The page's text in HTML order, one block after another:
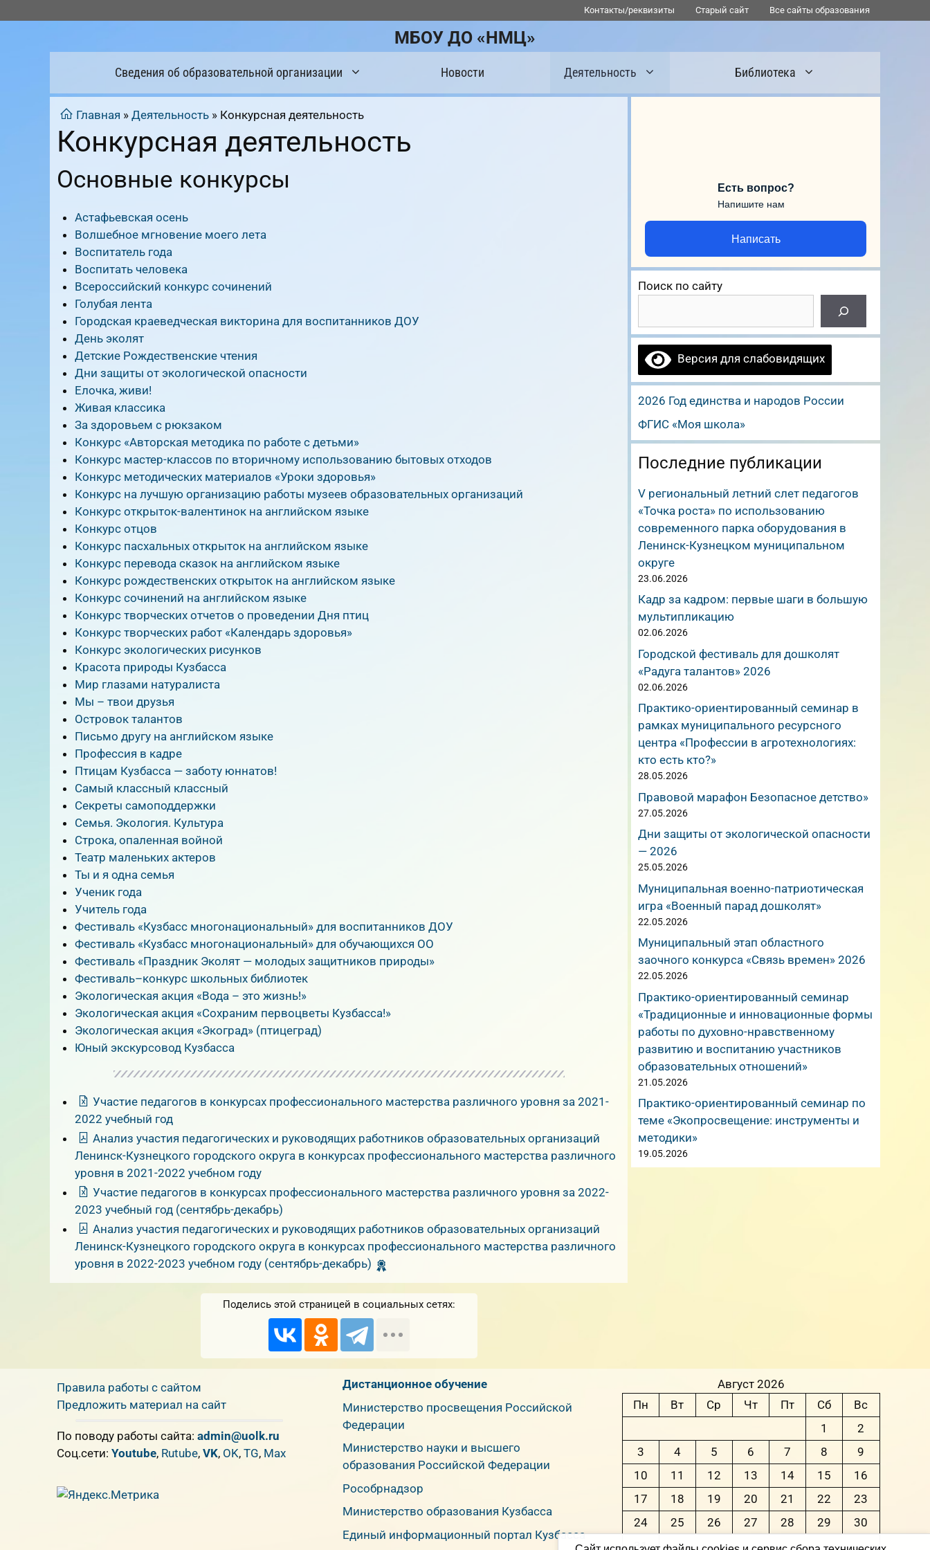
к
Контакты/реквизиты Старый сайт Все сайты образования
МБОУ ДО «НМЦ»
Сведения об образовательной организации Новости Деятельность Библиотека
Главная »Деятельность » Конкурсная деятельность
Конкурсная деятельность
Основные конкурсы
Астафьевская осень
Волшебное мгновение моего лета
Воспитатель года
Воспитать человека
Всероссийский конкурс сочинений
Голубая лента
Городская краеведческая викторина для воспитанников ДОУ
День эколят
Детские Рождественские чтения
Дни защиты от экологической опасности
Елочка, живи!
Живая классика
За здоровьем с рюкзаком
Конкурс «Авторская методика по работе с детьми»
Конкурс мастер-классов по вторичному использованию бытовых отходов
Конкурс методических материалов «Уроки здоровья»
Конкурс на лучшую организацию работы музеев образовательных организаций
Конкурс открыток-валентинок на английском языке
Конкурс отцов
Конкурс пасхальных открыток на английском языке
Конкурс перевода сказок на английском языке
Конкурс рождественских открыток на английском языке
Конкурс сочинений на английском языке
Конкурс творческих отчетов о проведении Дня птиц
Конкурс творческих работ «Календарь здоровья»
Конкурс экологических рисунков
Красота природы Кузбасса
Мир глазами натуралиста
Мы – твои друзья
Островок талантов
Письмо другу на английском языке
Профессия в кадре
Птицам Кузбасса — заботу юннатов!
Самый классный классный
Секреты самоподдержки
Семья. Экология. Культура
Строка, опаленная войной
Театр маленьких актеров
Ты и я одна семья
Ученик года
Учитель года
Фестиваль «Кузбасс многонациональный» для воспитанников ДОУ
Фестиваль «Кузбасс многонациональный» для обучающихся ОО
Фестиваль «Праздник Эколят — молодых защитников природы»
Фестиваль–конкурс школьных библиотек
Экологическая акция «Вода – это жизнь!»
Экологическая акция «Сохраним первоцветы Кузбасса!»
Экологическая акция «Экоград» (птицеград)
Юный экскурсовод Кузбасса
Участие педагогов в конкурсах профессионального мастерства различного уровня за 2021-
2022 учебный год
Анализ участия педагогических и руководящих работников образовательных организаций
Ленинск-Кузнецкого городского округа в конкурсах профессионального мастерства различного
уровня в 2021-2022 учебном году
Участие педагогов в конкурсах профессионального мастерства различного уровня за 2022-
2023 учебный год (сентябрь-декабрь)
Анализ участия педагогических и руководящих работников образовательных организаций
Ленинск-Кузнецкого городского округа в конкурсах профессионального мастерства различного
уровня в 2022-2023 учебном году (сентябрь-декабрь)
Поделись этой страницей в социальных сетях:
Есть вопрос?
Напишите нам
Написать
Поиск по сайту
Версия для слабовидящих
2026 Год единства и народов России
ФГИС «Моя школа»
Последние публикации
V региональный летний слет педагогов
«Точка роста» по использованию
современного парка оборудования в
Ленинск-Кузнецком муниципальном
округе
23.06.2026
Кадр за кадром: первые шаги в большую
мультипликацию
02.06.2026
Городской фестиваль для дошколят
«Радуга талантов» 2026
02.06.2026
Практико-ориентированный семинар в
рамках муниципального ресурсного
центра «Профессии в агротехнологиях:
кто есть кто?»
28.05.2026
Правовой марафон Безопасное детство»
27.05.2026
Дни защиты от экологической опасности
— 2026
25.05.2026
Муниципальная военно-патриотическая
игра «Военный парад дошколят»
22.05.2026
Муниципальный этап областного
заочного конкурса «Связь времен» 2026
22.05.2026
Практико-ориентированный семинар
«Традиционные и инновационные формы
работы по духовно-нравственному
развитию и воспитанию участников
образовательных отношений»
21.05.2026
Практико-ориентированный семинар по
теме «Экопросвещение: инструменты и
методики»
19.05.2026
Правила работы с сайтом
Предложить материал на сайт
По поводу работы сайта: admin@uolk.ru
Cоц.сети: Youtube, Rutube, VK, OK, TG, Max
Дистанционное обучение
Министерство просвещения Российской
Федерации
Министерство науки и высшего
образования Российской Федерации
Рособрнадзор
Министерство образования Кузбасса
Единый информационный портал Кузбасса
Август 2026
Пн
Вт Ср Чт Пт Сб
Вс
1
2
3
4 5 6 7 8
9
10
11 12 13 14 15
16
17
18 19 20 21 22
23
24
25 26 27 28 29
30
31